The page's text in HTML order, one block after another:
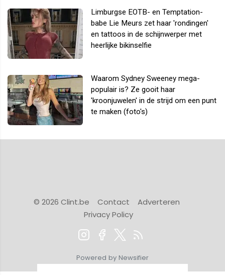
Limburgse EOTB- en Temptation-
babe Lie Meurs zet haar 'rondingen'
en tattoos in de schijnwerper met
heerlijke bikinselfie
Waarom Sydney Sweeney mega-
populair is? Ze gooit haar
'kroonjuwelen' in de strijd om een punt
te maken (foto's)
© 2026 Clint.be Contact
Adverteren
Privacy Policy
Powered by Newsifier